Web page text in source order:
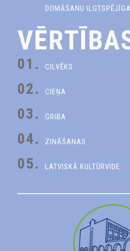
DOMĀŠANU
01. CILVĒKS
02. CIEŅA
03. GRIBA
04. ZINĀŠANAS
05. LATVISKĀ KULTŪRVIDE